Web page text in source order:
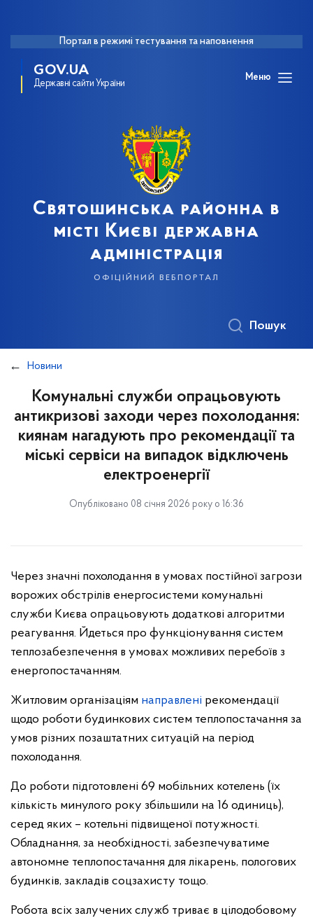
Портал в режимі тестування та наповнення
GOV.UA
Державні сайти України
Меню
Святошинська районна в
місті Києві державна
адміністрація
офіційний вебпортал
Пошук
Новини
Комунальні служби опрацьовують
антикризові заходи через похолодання:
киянам нагадують про рекомендації та
міські сервіси на випадок відключень
електроенергії
Опубліковано 08 січня 2026 року о 16:36
Через значні похолодання в умовах постійної загрози
ворожих обстрілів енергосистеми комунальні
служби Києва опрацьовують додаткові алгоритми
реагування. Йдеться про функціонування систем
теплозабезпечення в умовах можливих перебоїв з
енергопостачанням.
Житловим організаціям направлені рекомендації
щодо роботи будинкових систем теплопостачання за
умов різних позаштатних ситуацій на період
похолодання.
До роботи підготовлені 69 мобільних котелень (їх
кількість минулого року збільшили на 16 одиниць),
серед яких – котельні підвищеної потужності.
Обладнання, за необхідності, забезпечуватиме
автономне теплопостачання для лікарень, пологових
будинків, закладів соцзахисту тощо.
Робота всіх залучених служб триває в цілодобовому